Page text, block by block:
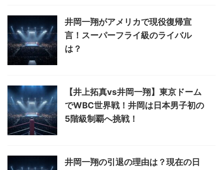
井岡一翔がアメリカで現役復帰宣
言！スーパーフライ級のライバル
は？
【井上拓真vs井岡一翔】東京ドーム
でWBC世界戦！井岡は日本男子初の
5階級制覇へ挑戦！
井岡一翔の引退の理由は？現在の日